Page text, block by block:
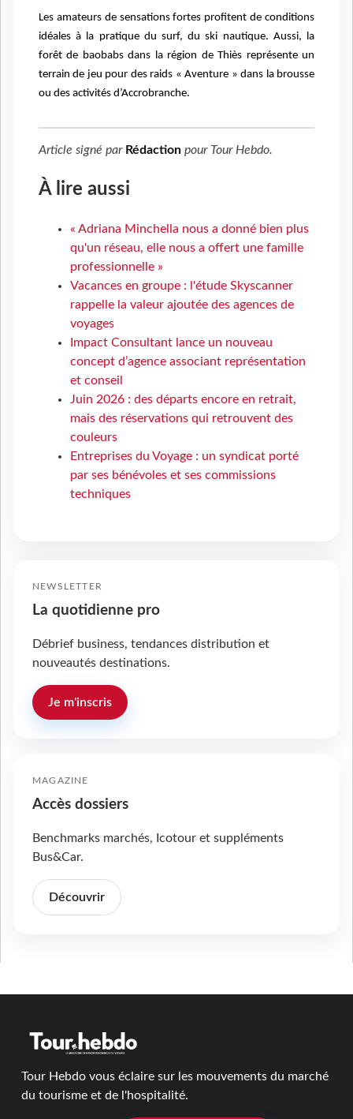
Les amateurs de sensations fortes profitent de conditions
idéales à la pratique du surf, du ski nautique. Aussi, la
forêt de baobabs dans la région de Thiès représente un
terrain de jeu pour des raids « Aventure » dans la brousse
ou des activités d’Accrobranche.
Article signé par Rédaction pour Tour Hebdo.
À lire aussi
« Adriana Minchella nous a donné bien plus
qu'un réseau, elle nous a offert une famille
professionnelle »
Vacances en groupe : l'étude Skyscanner
rappelle la valeur ajoutée des agences de
voyages
Impact Consultant lance un nouveau
concept d’agence associant représentation
et conseil
Juin 2026 : des départs encore en retrait,
mais des réservations qui retrouvent des
couleurs
Entreprises du Voyage : un syndicat porté
par ses bénévoles et ses commissions
techniques
NEWSLETTER
La quotidienne pro
Débrief business, tendances distribution et
nouveautés destinations.
Je m'inscris
MAGAZINE
Accès dossiers
Benchmarks marchés, Icotour et suppléments
Bus&Car.
Découvrir
Tour Hebdo vous éclaire sur les mouvements du marché
du tourisme et de l'hospitalité.